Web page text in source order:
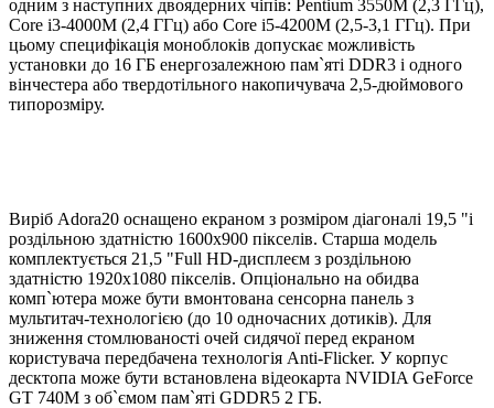
одним з наступних двоядерних чіпів: Pentium 3550M (2,3 ГГц),
Core i3-4000M (2,4 ГГц) або Core i5-4200M (2,5-3,1 ГГц). При
цьому специфікація моноблоків допускає можливість
установки до 16 ГБ енергозалежною пам`яті DDR3 і одного
вінчестера або твердотільного накопичувача 2,5-дюймового
типорозміру.
Виріб Adora20 оснащено екраном з розміром діагоналі 19,5 "і
роздільною здатністю 1600х900 пікселів. Старша модель
комплектується 21,5 "Full HD-дисплеєм з роздільною
здатністю 1920х1080 пікселів. Опціонально на обидва
комп`ютера може бути вмонтована сенсорна панель з
мультитач-технологією (до 10 одночасних дотиків). Для
зниження стомлюваності очей сидячої перед екраном
користувача передбачена технологія Anti-Flicker. У корпус
десктопа може бути встановлена ​​відеокарта NVIDIA GeForce
GT 740M з об`ємом пам`яті GDDR5 2 ГБ.